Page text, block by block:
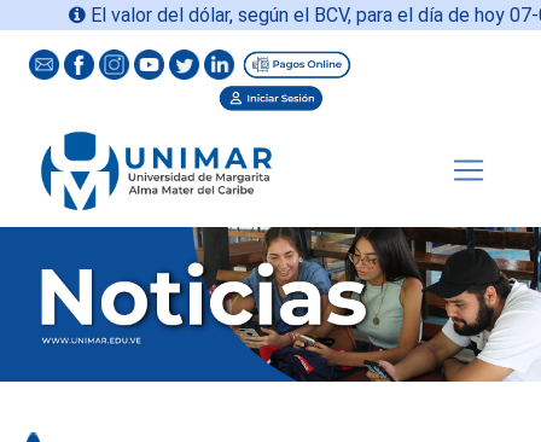
El valor del dólar, según el BCV, para el día de hoy07-08-